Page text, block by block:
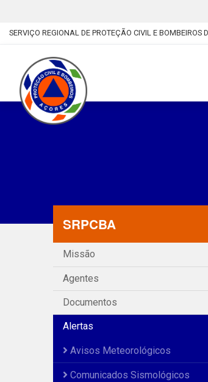
SERVIÇO REGIONAL DE PROTEÇÃO CIVIL E BOMBEIROS
SRPCBA
Missão
Agentes
Documentos
Alertas
Avisos Meteorológicos
Comunicados Sismológicos